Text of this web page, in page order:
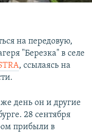
на передовую,
"Березка" в селе
, ссылаясь на
день он и другие
28 сентября
прибыли в